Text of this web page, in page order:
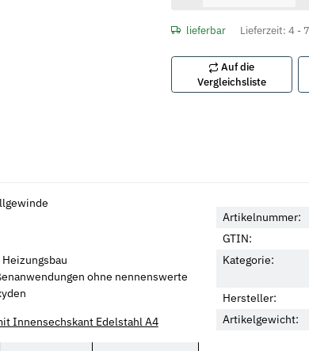
lieferbar Lieferzeit:4 -
Auf die
Vergleichsliste
ohne nennenswerte
Innensechskant Edelstahl A4
Artikelnummer:
GTIN:
Kategorie:
Hersteller:
Artikelgewicht: